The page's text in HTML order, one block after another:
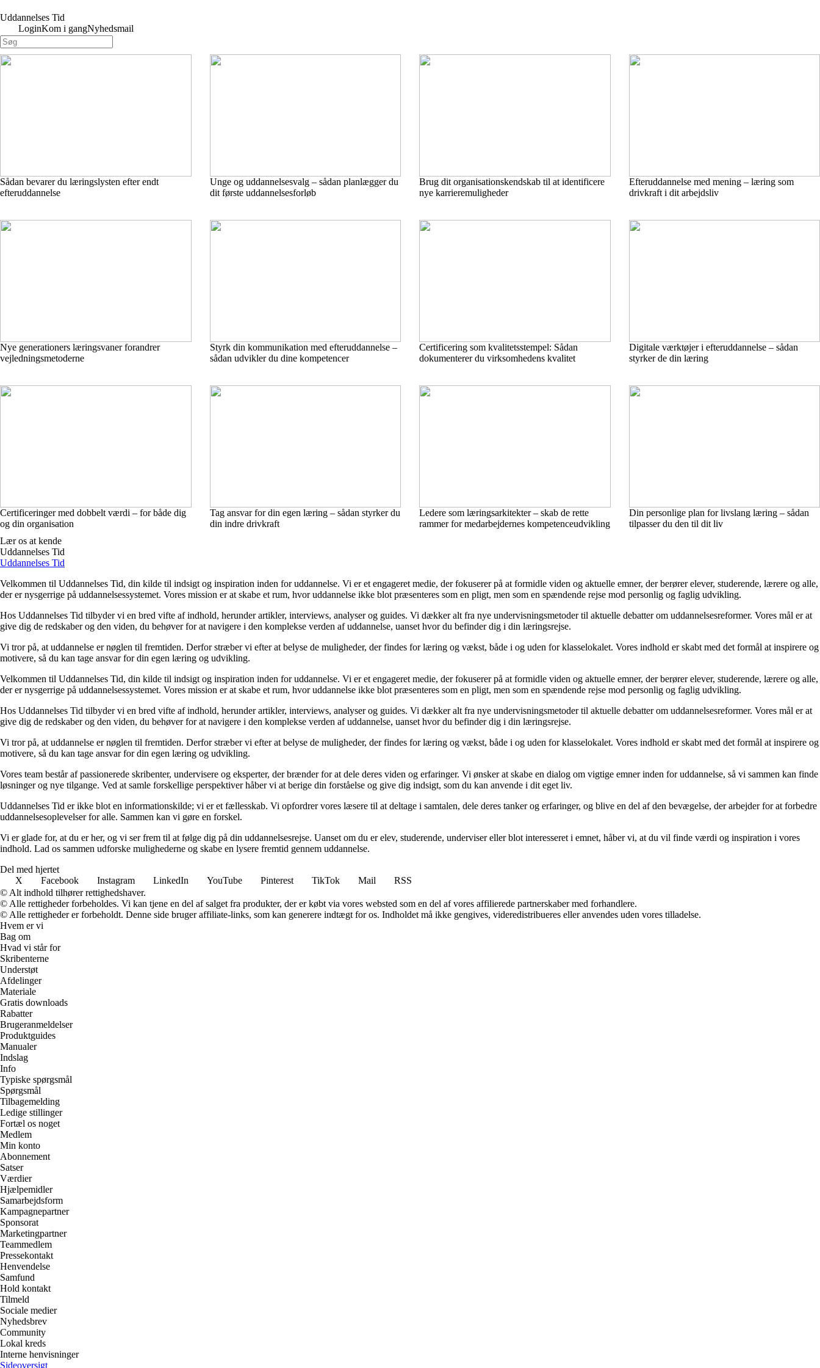
Uddannelses Tid
LoginKom i gangNyhedsmail
Sådan bevarer du læringslysten efter endt
efteruddannelse
Unge og uddannelsesvalg – sådan planlægger du
dit første uddannelsesforløb
Brug dit organisationskendskab til at identificere
nye karrieremuligheder
Efteruddannelse med mening – læring som
drivkraft i dit arbejdsliv
Nye generationers læringsvaner forandrer
vejledningsmetoderne
Styrk din kommunikation med efteruddannelse –
sådan udvikler du dine kompetencer
Certificering som kvalitetsstempel: Sådan
dokumenterer du virksomhedens kvalitet
Digitale værktøjer i efteruddannelse – sådan
styrker de din læring
Certificeringer med dobbelt værdi – for både dig
og din organisation
Tag ansvar for din egen læring – sådan styrker du
din indre drivkraft
Ledere som læringsarkitekter – skab de rette
rammer for medarbejdernes kompetenceudvikling
Din personlige plan for livslang læring – sådan
tilpasser du den til dit liv
Lær os at kende
Uddannelses Tid
Uddannelses Tid
Velkommen til Uddannelses Tid, din kilde til indsigt og inspiration inden for uddannelse. Vi er et engageret medie, der fokuserer på at formidle viden og aktuelle emner, der berører elever, studerende, lærere og alle,
der er nysgerrige på uddannelsessystemet. Vores mission er at skabe et rum, hvor uddannelse ikke blot præsenteres som en pligt, men som en spændende rejse mod personlig og faglig udvikling.
Hos Uddannelses Tid tilbyder vi en bred vifte af indhold, herunder artikler, interviews, analyser og guides. Vi dækker alt fra nye undervisningsmetoder til aktuelle debatter om uddannelsesreformer. Vores mål er at
give dig de redskaber og den viden, du behøver for at navigere i den komplekse verden af uddannelse, uanset hvor du befinder dig i din læringsrejse.
Vi tror på, at uddannelse er nøglen til fremtiden. Derfor stræber vi efter at belyse de muligheder, der findes for læring og vækst, både i og uden for klasselokalet. Vores indhold er skabt med det formål at inspirere og
motivere, så du kan tage ansvar for din egen læring og udvikling.
Velkommen til Uddannelses Tid, din kilde til indsigt og inspiration inden for uddannelse. Vi er et engageret medie, der fokuserer på at formidle viden og aktuelle emner, der berører elever, studerende, lærere og alle,
der er nysgerrige på uddannelsessystemet. Vores mission er at skabe et rum, hvor uddannelse ikke blot præsenteres som en pligt, men som en spændende rejse mod personlig og faglig udvikling.
Hos Uddannelses Tid tilbyder vi en bred vifte af indhold, herunder artikler, interviews, analyser og guides. Vi dækker alt fra nye undervisningsmetoder til aktuelle debatter om uddannelsesreformer. Vores mål er at
give dig de redskaber og den viden, du behøver for at navigere i den komplekse verden af uddannelse, uanset hvor du befinder dig i din læringsrejse.
Vi tror på, at uddannelse er nøglen til fremtiden. Derfor stræber vi efter at belyse de muligheder, der findes for læring og vækst, både i og uden for klasselokalet. Vores indhold er skabt med det formål at inspirere og
motivere, så du kan tage ansvar for din egen læring og udvikling.
Vores team består af passionerede skribenter, undervisere og eksperter, der brænder for at dele deres viden og erfaringer. Vi ønsker at skabe en dialog om vigtige emner inden for uddannelse, så vi sammen kan finde
løsninger og nye tilgange. Ved at samle forskellige perspektiver håber vi at berige din forståelse og give dig indsigt, som du kan anvende i dit eget liv.
Uddannelses Tid er ikke blot en informationskilde; vi er et fællesskab. Vi opfordrer vores læsere til at deltage i samtalen, dele deres tanker og erfaringer, og blive en del af den bevægelse, der arbejder for at forbedre
uddannelsesoplevelser for alle. Sammen kan vi gøre en forskel.
Vi er glade for, at du er her, og vi ser frem til at følge dig på din uddannelsesrejse. Uanset om du er elev, studerende, underviser eller blot interesseret i emnet, håber vi, at du vil finde værdi og inspiration i vores
indhold. Lad os sammen udforske mulighederne og skabe en lysere fremtid gennem uddannelse.
Del med hjertet
X
Facebook Instagram LinkedIn YouTube Pinterest TikTok Mail
RSS
© Alt indhold tilhører rettighedshaver.
© Alle rettigheder forbeholdes. Vi kan tjene en del af salget fra produkter, der er købt via vores websted som en del af vores affilierede partnerskaber med forhandlere.
© Alle rettigheder er forbeholdt. Denne side bruger affiliate-links, som kan generere indtægt for os. Indholdet må ikke gengives, videredistribueres eller anvendes uden vores tilladelse.
Hvem er vi
Bag om
Hvad vi står for
Skribenterne
Understøt
Afdelinger
Materiale
Gratis downloads
Rabatter
Brugeranmeldelser
Produktguides
Manualer
Indslag
Info
Typiske spørgsmål
Spørgsmål
Tilbagemelding
Ledige stillinger
Fortæl os noget
Medlem
Min konto
Abonnement
Satser
Værdier
Hjælpemidler
Samarbejdsform
Kampagnepartner
Sponsorat
Marketingpartner
Teammedlem
Pressekontakt
Henvendelse
Samfund
Hold kontakt
Tilmeld
Sociale medier
Nyhedsbrev
Community
Lokal kreds
Interne henvisninger
Sideoversigt